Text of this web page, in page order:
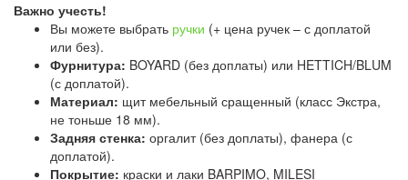
Важно учесть!
Вы можете выбрать ручки (+ цена ручек – с доплатой
или без).
Фурнитура: BOYARD (без доплаты) или HETTICH/BLUM
(с доплатой).
Материал: щит мебельный сращенный (класс Экстра,
не тоньше 18 мм).
Задняя стенка: оргалит (без доплаты), фанера (с
доплатой).
Покрытие: краски и лаки BARPIMO, MILESI